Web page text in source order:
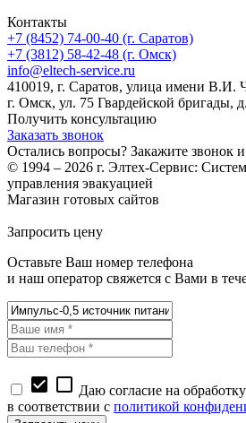
Контакты
+7 (8452) 74-00-40 (г. Саратов)
+7 (3812) 58-42-48 (г. Омск)
info@eltech-service.ru
410019, г. Саратов, улица имени В.И.
г. Омск, ул. 75 Гвардейской бригады,
Получить консультацию
Заказать звонок
Остались вопросы? Закажите звонок
© 1994 – 2026 г. Элтех-Сервис:
управления эвакуацией
Магазин готовых сайтов
Запросить цену
Оставьте Ваш номер телефона
и наш оператор свяжется с Вами в
check_box check_box_outline_blank Даю согласие на
в соответствии с политикой